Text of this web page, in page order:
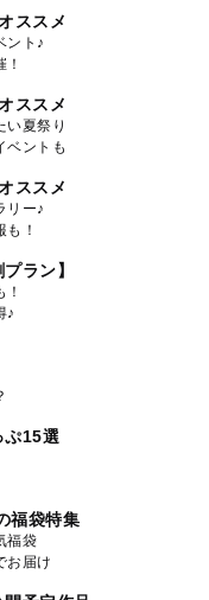
ススメ
ント♪
ススメ
い夏祭り
ベントも
ススメ
リー♪
！
ラン】
♪
ぷ15選
福袋特集
福袋
お届け